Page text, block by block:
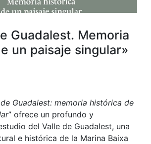
Guadalest. Memoria
un paisaje singular»
Guadalest: memoria histórica de
” ofrece un profundo y
del Valle de Guadalest, una
e histórica de la Marina Baixa